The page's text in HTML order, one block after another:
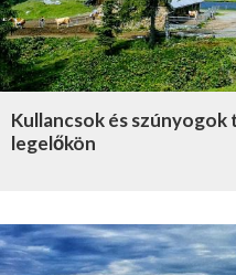
Kullancsok és szúnyogok
legelőkön